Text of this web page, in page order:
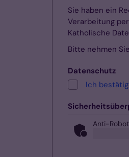
Sie haben ein
Verarbeitung
Katholische
Bitte nehmen
Datenschutz
Ich
Anti-